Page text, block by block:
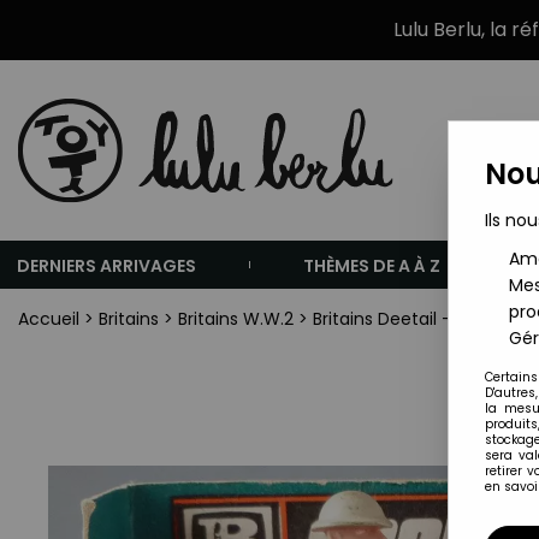
Lulu Berlu, la
DERNIERS ARRIVAGES THÈMES DE A À Z
Accueil > Britains > Britains W.W.2 > Britains Deetail - WW2 -
Ils
la
sera
retirer
en